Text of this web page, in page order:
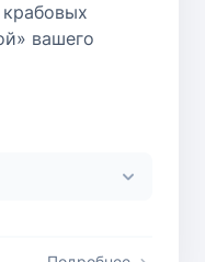
вашего